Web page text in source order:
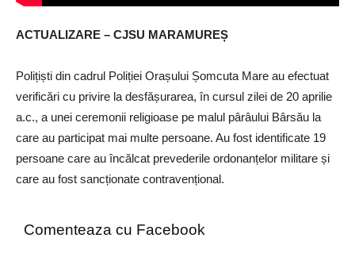
ACTUALIZARE – CJSU MARAMUREȘ
Polițiști din cadrul Poliției Orașului Șomcuta Mare au efectuat
verificări cu privire la desfășurarea, în cursul zilei de 20 aprilie
a.c., a unei ceremonii religioase pe malul pârâului Bârsău la
care au participat mai multe persoane. Au fost identificate 19
persoane care au încălcat prevederile ordonanțelor militare și
care au fost sancționate contravențional.
Comenteaza cu Facebook